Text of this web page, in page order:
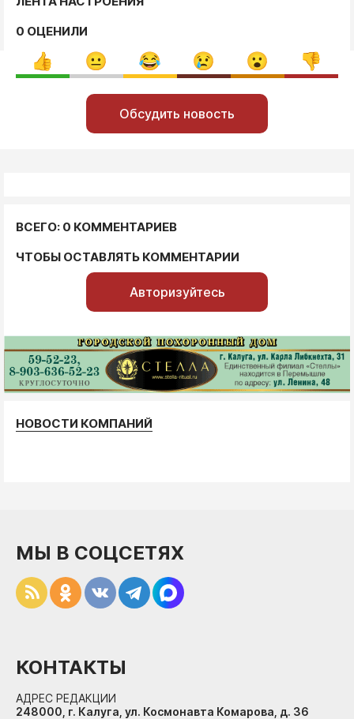
0 ОЦЕНИЛИ
Обсудить новость
ВСЕГО: 0 КОММЕНТАРИЕВ
ЧТОБЫ ОСТАВЛЯТЬ КОММЕНТАРИИ
Авторизуйтесь
НОВОСТИ КОМПАНИЙ
МЫ В СОЦСЕТЯХ
КОНТАКТЫ
АДРЕС РЕДАКЦИИ
248000, г. Калуга, ул. Космонавта Комарова, д. 36